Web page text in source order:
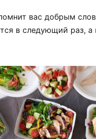
вас добрым
в следующий раз, а